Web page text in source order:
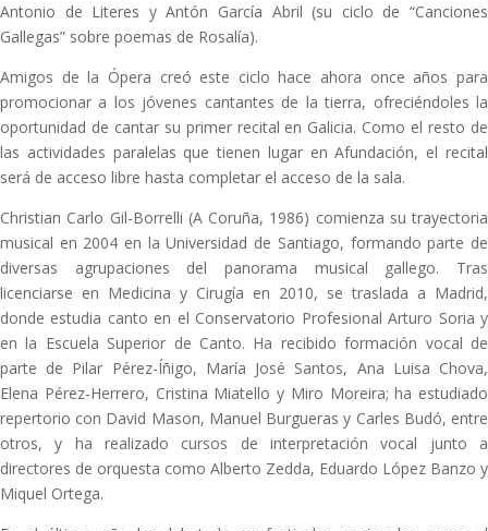
Antonio de Literes y Antón García Abril (su ciclo de “Canciones
Gallegas” sobre poemas de Rosalía).
Amigos de la Ópera creó este ciclo hace ahora once años para
promocionar a los jóvenes cantantes de la tierra, ofreciéndoles la
oportunidad de cantar su primer recital en Galicia. Como el resto de
las actividades paralelas que tienen lugar en Afundación, el recital
será de acceso libre hasta completar el acceso de la sala.
Christian Carlo Gil-Borrelli (A Coruña, 1986) comienza su trayectoria
musical en 2004 en la Universidad de Santiago, formando parte de
diversas agrupaciones del panorama musical gallego. Tras
licenciarse en Medicina y Cirugía en 2010, se traslada a Madrid,
donde estudia canto en el Conservatorio Profesional Arturo Soria y
en la Escuela Superior de Canto. Ha recibido formación vocal de
parte de Pilar Pérez-Íñigo, María José Santos, Ana Luisa Chova,
Elena Pérez-Herrero, Cristina Miatello y Miro Moreira; ha estudiado
repertorio con David Mason, Manuel Burgueras y Carles Budó, entre
otros, y ha realizado cursos de interpretación vocal junto a
directores de orquesta como Alberto Zedda, Eduardo López Banzo y
Miquel Ortega.